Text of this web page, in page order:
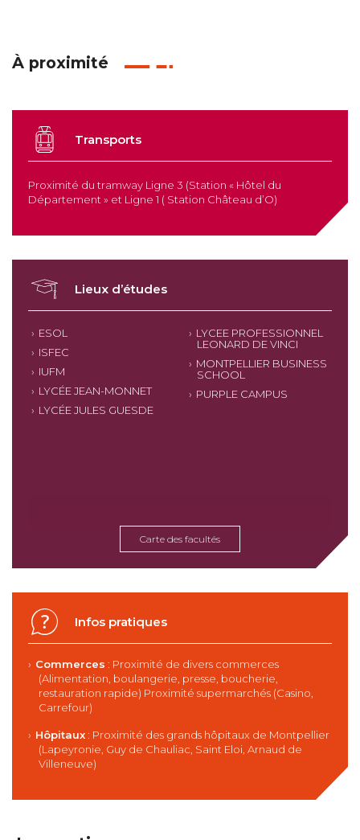
À proximité
Transports
Proximité du tramway Ligne 3 (Station « Hôtel du
Département » et Ligne 1 ( Station Château d’O)
Lieux d’études
ESOL
ISFEC
IUFM
LYCÉE JEAN-MONNET
LYCÉE JULES GUESDE
LYCEE PROFESSIONNEL
LEONARD DE VINCI
MONTPELLIER BUSINESS
SCHOOL
PURPLE CAMPUS
Carte des facultés
Infos pratiques
Commerces : Proximité de divers commerces
(Alimentation, boulangerie, presse, boucherie,
restauration rapide) Proximité supermarchés (Casino,
Carrefour)
Hôpitaux: Proximité des grands hôpitaux de Montpellier
(Lapeyronie, Guy de Chauliac, Saint Eloi, Arnaud de
Villeneuve)